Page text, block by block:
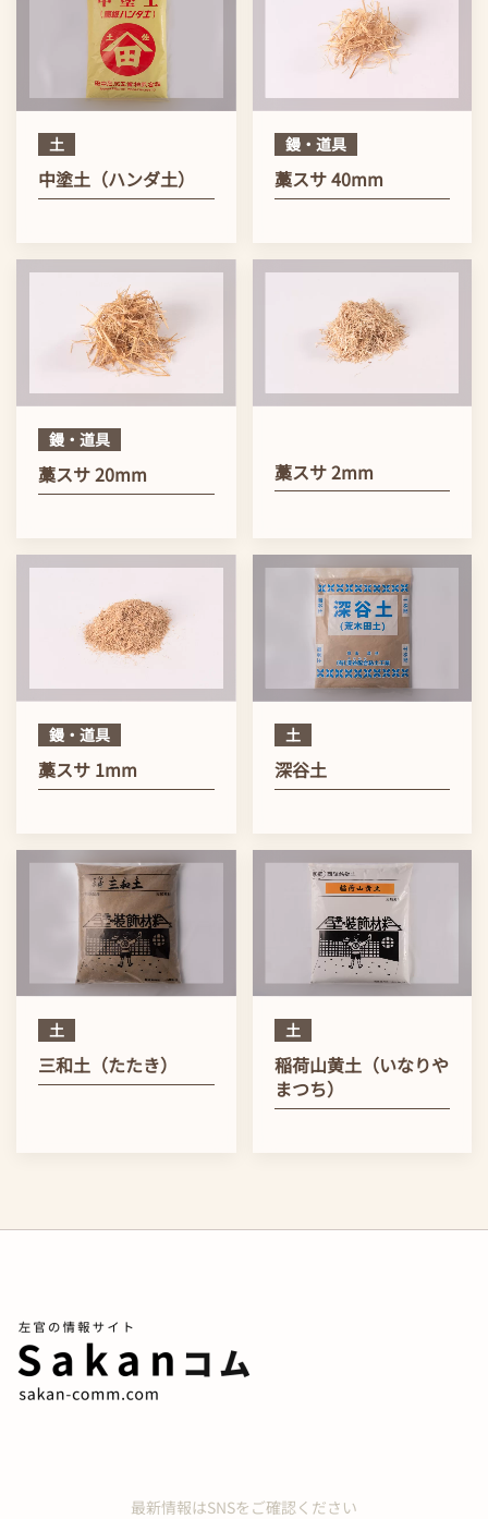
土
中塗土（ハンダ土）
鏝・道具
藁スサ 40mm
鏝・道具
藁スサ 20mm 藁スサ 2mm
鏝・道具
藁スサ 1mm
土
深谷土
土
三和土（たたき）
土
稲荷山黄土（いなりや
まつち）
最新情報はSNSをご確認ください